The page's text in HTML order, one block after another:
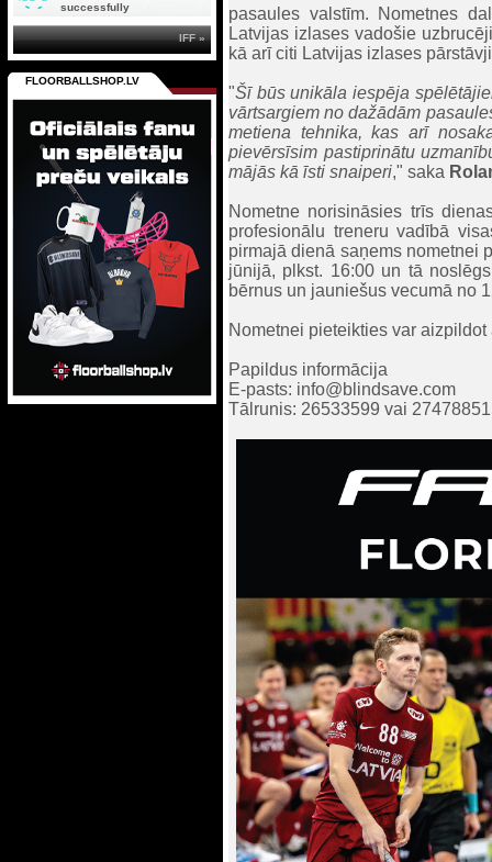
pasaules valstīm. Nometnes
Latvijas izlases vadošie
kā arī citi Latvijas izlases
"Šī būs unikāla iespēja
vārtsargiem no dažādām
metiena tehnika, kas arī
pievērsīsim pastiprinātu
mājās kā īsti snaiperi," saka
Nometne norisināsies trīs
profesionālu treneru vadībā
pirmajā dienā saņems nometnei
jūnijā, plkst. 16:00 un tā
bērnus un jauniešus vecumā no
Nometnei pieteikties var
Papildus informācija
E-pasts: info@blindsave.com
Tālrunis: 26533599 vai 27478851
successfully
IFF »
FLOORBALLSHOP.LV